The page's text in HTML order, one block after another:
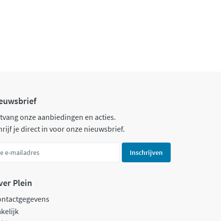
onze aanbiedingen en acties.
je direct in voor onze nieuwsbrief.
Inschrijven
Plein